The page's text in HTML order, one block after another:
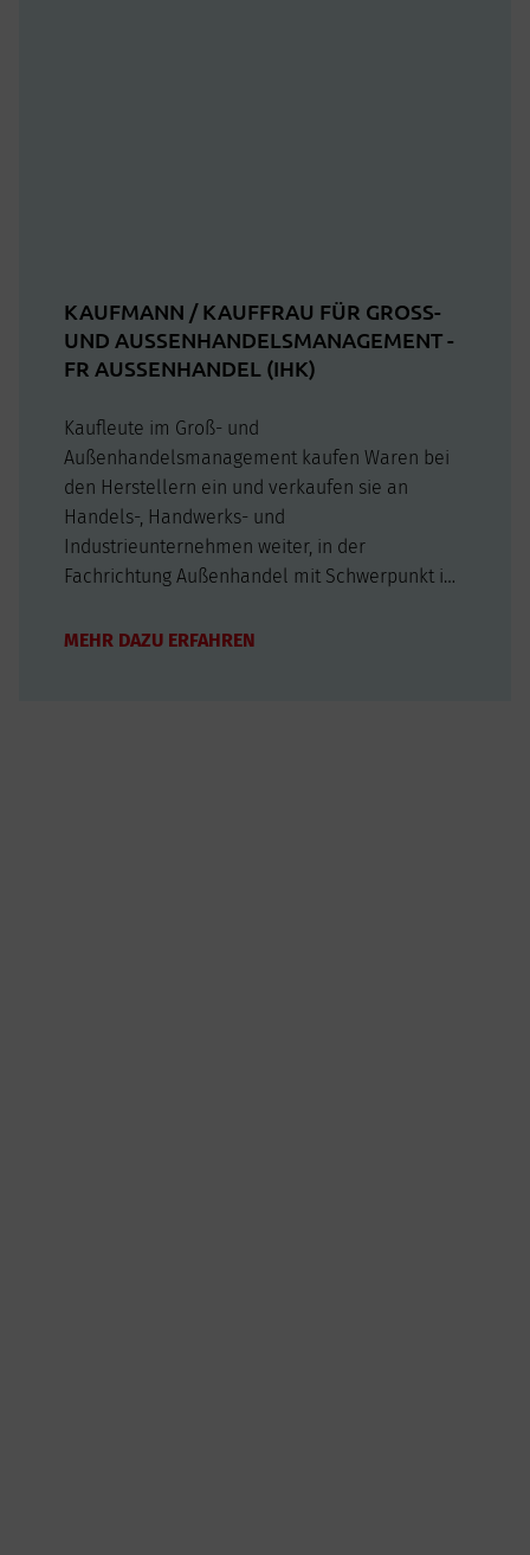
KAUFMANN / KAUFFRAU FÜR GROSS- U
ND AUSSENHANDELSMANAGEMENT - FR
AUSSENHANDEL (IHK)
Kaufleute im Groß- und
Außenhandelsmanagement kaufen Waren bei
den Herstellern ein und verkaufen sie an
Handels-, Handwerks- und
Industrieunternehmen weiter, in der
Fachrichtung Außenhandel mit Schwerpunkt im
umfassend über die Eigenschaften der Waren
MEHR DAZU ERFAHREN